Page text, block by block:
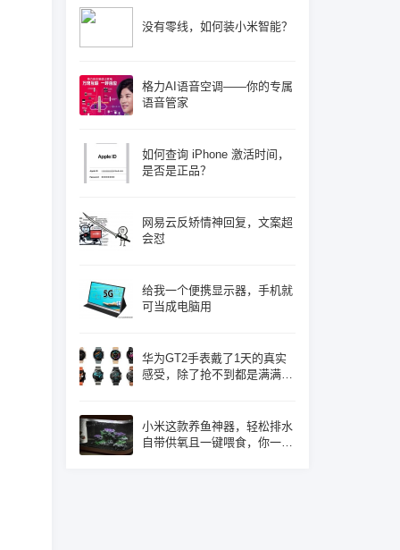
没有零线，如何装小米智能？
格力AI语音空调——你的专属
语音管家
如何查询 iPhone 激活时间，
是否是正品？
网易云反矫情神回复，文案超
会怼
给我一个便携显示器，手机就
可当成电脑用
华为GT2手表戴了1天的真实
感受，除了抢不到都是满满的
小米这款养鱼神器，轻松排水
自带供氧且一键喂食，你一定